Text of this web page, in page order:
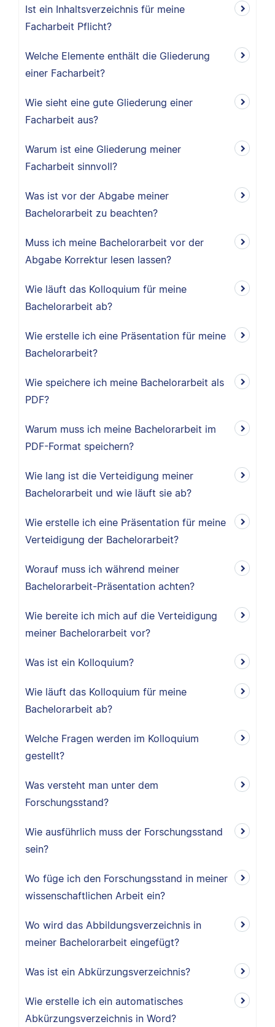
Ist ein Inhaltsverzeichnis für meine
Facharbeit Pflicht?
Welche Elemente enthält die Gliederung
einer Facharbeit?
Wie sieht eine gute Gliederung einer
Facharbeit aus?
Warum ist eine Gliederung meiner
Facharbeit sinnvoll?
Was ist vor der Abgabe meiner
Bachelorarbeit zu beachten?
Muss ich meine Bachelorarbeit vor der
Abgabe Korrektur lesen lassen?
Wie läuft das Kolloquium für meine
Bachelorarbeit ab?
Wie erstelle ich eine Präsentation für meine
Bachelorarbeit?
Wie speichere ich meine Bachelorarbeit als
PDF?
Warum muss ich meine Bachelorarbeit im
PDF-Format speichern?
Wie lang ist die Verteidigung meiner
Bachelorarbeit und wie läuft sie ab?
Wie erstelle ich eine Präsentation für meine
Verteidigung der Bachelorarbeit?
Worauf muss ich während meiner
Bachelorarbeit-Präsentation achten?
Wie bereite ich mich auf die Verteidigung
meiner Bachelorarbeit vor?
Was ist ein Kolloquium?
Wie läuft das Kolloquium für meine
Bachelorarbeit ab?
Welche Fragen werden im Kolloquium
gestellt?
Was versteht man unter dem
Forschungsstand?
Wie ausführlich muss der Forschungsstand
sein?
Wo füge ich den Forschungsstand in meiner
wissenschaftlichen Arbeit ein?
Wo wird das Abbildungsverzeichnis in
meiner Bachelorarbeit eingefügt?
Was ist ein Abkürzungsverzeichnis?
Wie erstelle ich ein automatisches
Abkürzungsverzeichnis in Word?